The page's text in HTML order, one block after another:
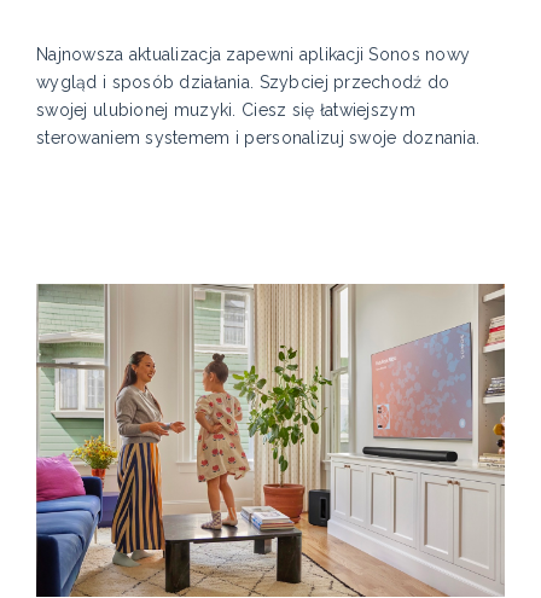
Najnowsza aktualizacja zapewni aplikacji Sonos nowy
wygląd i sposób działania. Szybciej przechodź do
swojej ulubionej muzyki. Ciesz się łatwiejszym
sterowaniem systemem i personalizuj swoje doznania.